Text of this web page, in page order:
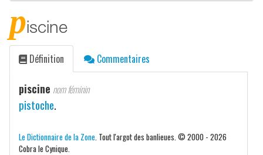
piscine
Définition Commentaires
piscine nom féminin
pistoche.
Le Dictionnaire de la Zone . Tout l'argot des banlieues. © 2000 - 2026
Cobra le Cynique.